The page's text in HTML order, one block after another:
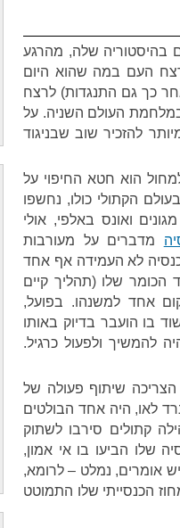
בהיסטוריה שלה, מהרגע
העם במה שהוא היום
כך גם התנגדות) לרצח
העולם השניה. על
להזכיר שוב שבניגוד
הוא חטא החיפוי על
הקתולי כולו, נחשפו
ואונס באלפי, אולי
מדברים על מעורבות
5% מבין הכמרים. הכנסיה לא העמידה אף אחד
שלו (תהליך קיים
אחד למשנהו. בפועל,
בו הועבר בדיוק באותו
להמשיך ולפעול כרגיל.
שיתוף פעולה של
לאו, היה אחד הבולטים
קתולים סירבו לשתוק
שלו הביעו בו אי אמון,
אומרים, נמלט – לרומא,
הכנסייתי שלו התמוטט